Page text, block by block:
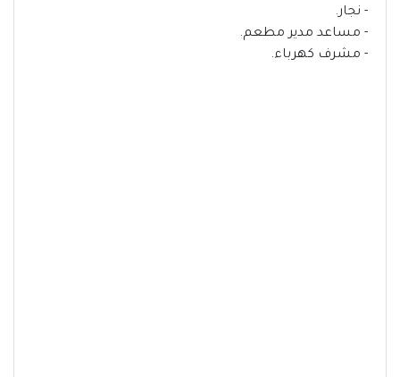
- نجار.
- مساعد مدير مطعم.
- مشرف كهرباء.